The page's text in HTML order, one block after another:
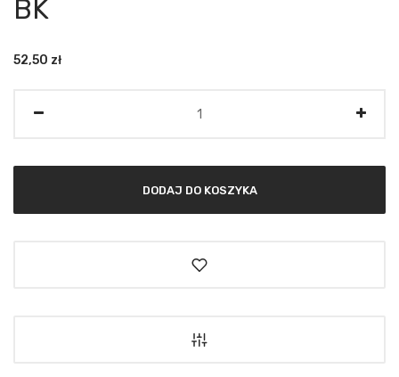
BK
52,50 zł
DODAJ DO KOSZYKA